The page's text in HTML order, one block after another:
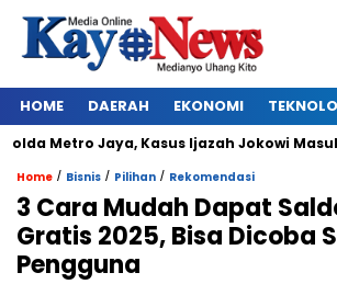
HOME DAERAH EKONOMI
Jaya, Kasus Ijazah Jokowi Masuk
Home / Bisnis / Pilihan / Rekomendasi
3 Cara Mudah Dapat
Gratis 2025, Bisa Dicoba
Pengguna